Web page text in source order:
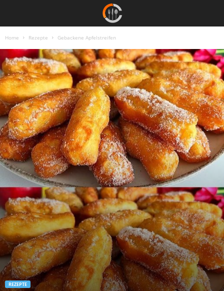
Home Rezepte Gebackene Apfelstreifen
REZEPTE